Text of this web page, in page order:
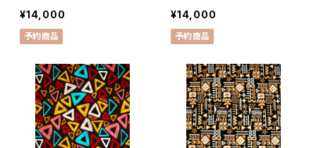
¥14,000
予約商品
¥14,000
予約商品